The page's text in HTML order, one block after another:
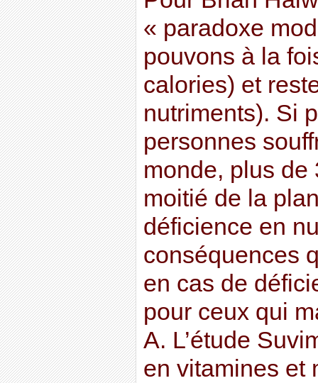
« paradoxe
pouvons à la
calories) et
nutriments). Si
personnes
monde, plus de
moitié de la
déficience en
conséquences
en cas de
pour ceux qui
A. L’étude
en vitamines et